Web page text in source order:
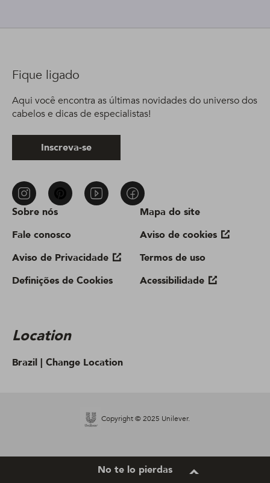
Sobre nós
Fale conosco
Aviso de Privacidade
Definições de Cookies
Mapa do site
Aviso de cookies
Termos de uso
Acessibilidade
Location
Brazil | Change Location
Fique ligado
Aqui você encontra as últimas novidades do universo dos
cabelos e dicas de especialistas!
Inscreva-se
Copyright © 2025 Unilever.
No te lo pierdas